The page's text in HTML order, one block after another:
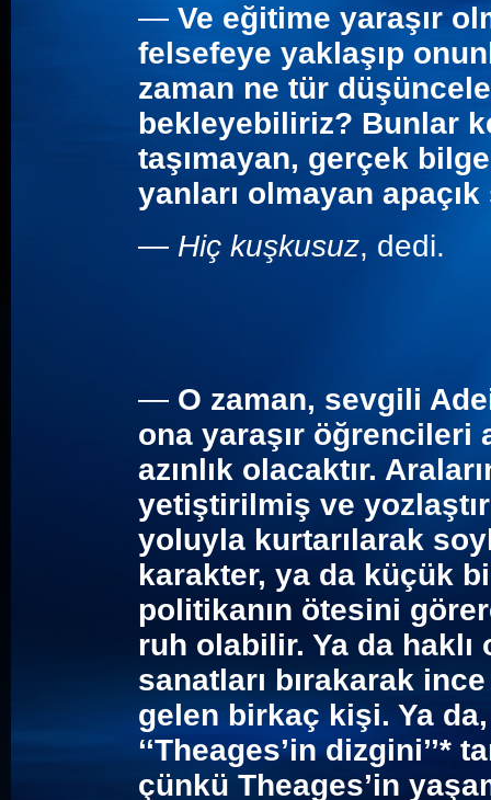
— Ve eğitime yaraşır
felsefeye yaklaşıp
zaman ne tür
bekleyebiliriz? Bunlar
taşımayan, gerçek
yanları olmayan
— Hiç kuşkusuz, dedi.
— O zaman, sevgili
ona yaraşır
azınlık olacaktır.
yetiştirilmiş ve
yoluyla kurtarılarak
karakter, ya da küçük
politikanın ötesini
ruh olabilir. Ya da
sanatları bırakarak
gelen birkaç kişi. Ya
‘‘Theages’in dizgini’’*
çünkü Theages’in